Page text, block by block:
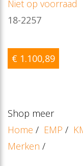
Niet op voorraad
18-2257
€ 1.100,89
Shop meer
Home / EMP /
Merken /